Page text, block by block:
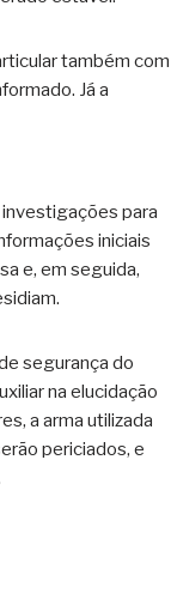
também com
Já a
investigações para
iniciais
e, em seguida,
segurança do
na elucidação
a arma utilizada
periciados, e